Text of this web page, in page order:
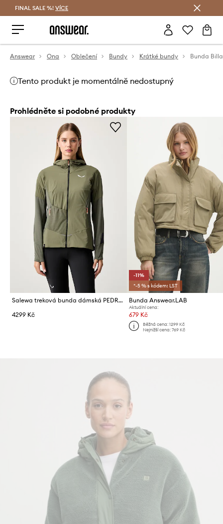
FINAL SALE %! VÍCE
Answear Ona Oblečení Bundy Krátké bundy Bunda
Tento produkt je momentálně nedostupný
Prohlédněte si podobné produkty
Salewa treková bunda dámská PEDROC
4299 Kč
-11%
*-5 % s kódem: LST
Bunda Answear.LAB
Aktuální cena:
679 Kč
Běžná cena: 1299 Kč
Nejnižší cena: 769 Kč